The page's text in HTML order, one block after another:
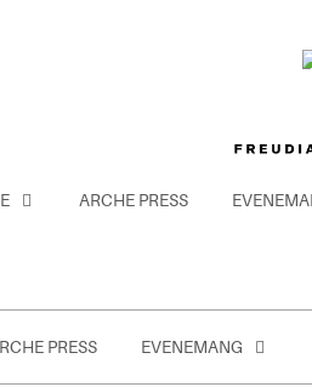
ARCHE PRESS
PRESS EVENEMANG